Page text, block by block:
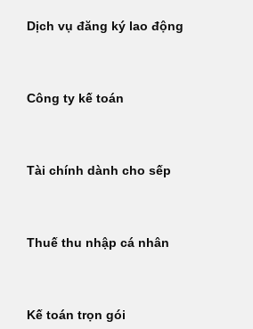
Dịch vụ đăng ký lao động
Công ty kế toán
Tài chính dành cho sếp
Thuế thu nhập cá nhân
Kế toán trọn gói